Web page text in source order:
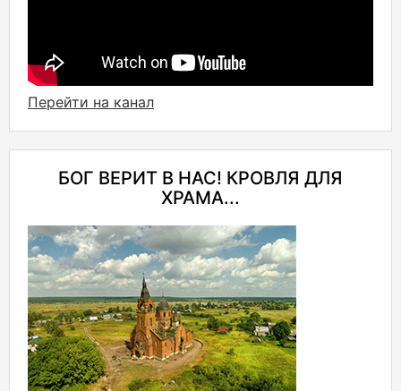
Перейти на канал
БОГ ВЕРИТ В НАС! КРОВЛЯ ДЛЯ
ХРАМА...